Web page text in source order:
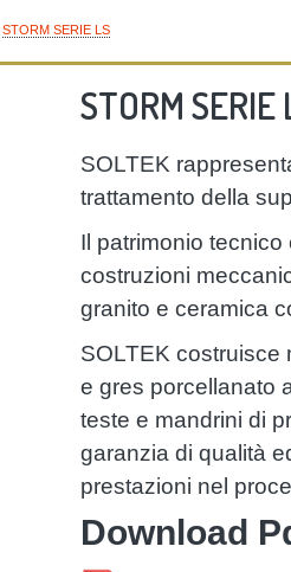
STORM SERIE LS
STORM SERIE
SOLTEK
trattamento della
Il patrimonio tecnico
costruzioni
granito e ceramica
SOLTEK costruisce
e gres porcellanato
teste e mandrini di
garanzia di qualità
prestazioni nel
Download